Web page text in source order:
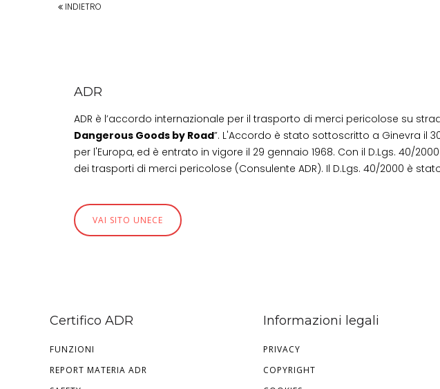
INDIETRO
ADR
ADR è l’accordo internazionale per il trasporto di merci pericolose su
Dangerous Goods by Road”. L'Accordo è stato sottoscritto a Ginevra il
per l'Europa, ed è entrato in vigore il 29 gennaio 1968. Con il D.Lgs. 40/
dei trasporti di merci pericolose (Consulente ADR). Il D.Lgs. 40/2000 è
VAI SITO UNECE
Certifico ADR
FUNZIONI
REPORT MATERIA ADR
Informazioni legali
PRIVACY
COPYRIGHT